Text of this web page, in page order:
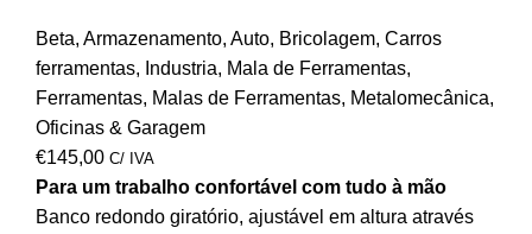
Beta, Armazenamento, Auto, Bricolagem, Carros
ferramentas, Industria, Mala de Ferramentas,
Ferramentas, Malas de Ferramentas, Metalomecânica,
Oficinas & Garagem
€145,00 C/ IVA
Para um trabalho confortável com tudo à mão
Banco redondo giratório, ajustável em altura através